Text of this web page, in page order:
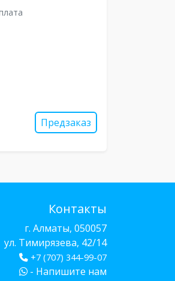
Предзаказ
Контакты
г. Алматы, 050057
ул. Тимирязева, 42/14
+7 (707) 344-99-07
- Напишите нам